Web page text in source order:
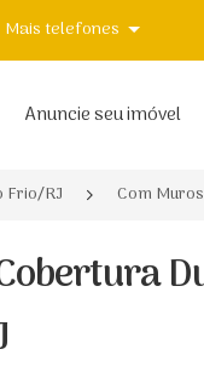
Mais telefones
Anuncie seu imóvel
Frio/RJ Com